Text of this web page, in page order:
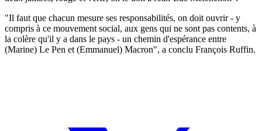
"Il faut que chacun mesure ses responsabilités, on doit ouvrir - y
compris à ce mouvement social, aux gens qui ne sont pas contents, à
la colère qu'il y a dans le pays - un chemin d'espérance entre
(Marine) Le Pen et (Emmanuel) Macron", a conclu François Ruffin.